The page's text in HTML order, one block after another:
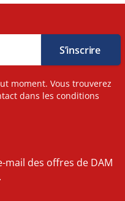
moment. Vous trouverez
dans les conditions
mail des offres de DAM